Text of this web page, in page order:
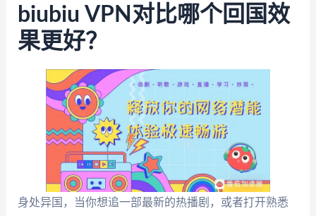
biubiu VPN对比哪个回国效
果更好？
身处异国，当你想追一部最新的热播剧，或者打开熟悉